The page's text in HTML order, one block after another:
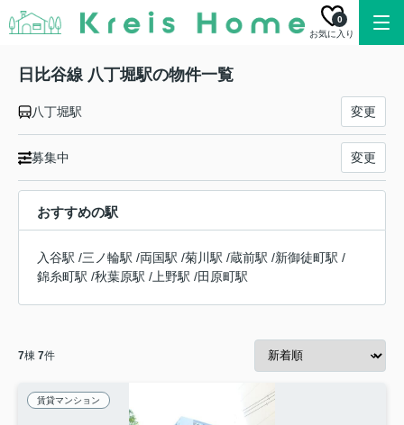
お気に入り
0
日比谷線 八丁堀駅の物件一覧
八丁堀駅 変更
募集中 変更
おすすめの駅
入谷駅 /三ノ輪駅 /両国駅 /菊川駅 /蔵前駅 /新御徒町駅 /
錦糸町駅 /秋葉原駅 / 上野駅 /田原町駅
7棟 7件
賃貸マンション